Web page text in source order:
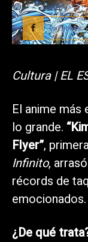
Facebook
Cultura | EL
El anime
lo grande.
Flyer”,
Infinito,
récords de
emocionados.
¿De qué